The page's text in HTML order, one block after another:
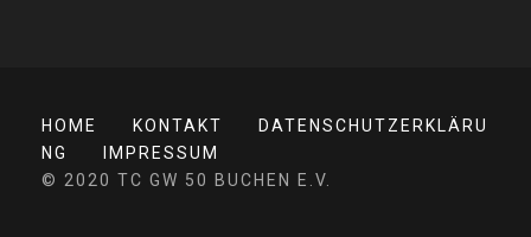
HOME KONTAKT
DATENSCHUTZERKLÄRU
NG
IMPRESSUM
© 2020 TC GW 50 BUCHEN E.V.